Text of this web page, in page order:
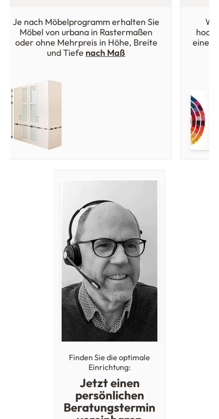
Je nach Möbelprogramm erhalten Sie
Möbel von urbana in Rastermaßen
oder ohne Mehrpreis in Höhe, Breite
und Tiefe nach Maß
einer
Finden Sie die optimale
Einrichtung:
Jetzt einen
persönlichen
Beratungstermin